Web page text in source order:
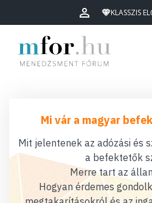
KLASSZIS
Mi vár a magyar
Mit jelentenek az adózási és
a befektetők
Merre tart az
Hogyan érdemes